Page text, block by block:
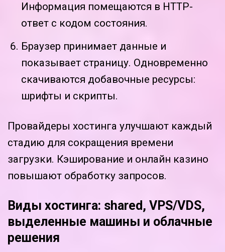
Информация помещаются в HTTP-
ответ с кодом состояния.
Браузер принимает данные и
показывает страницу. Одновременно
скачиваются добавочные ресурсы:
шрифты и скрипты.
Провайдеры хостинга улучшают каждый
стадию для сокращения времени
загрузки. Кэширование и онлайн казино
повышают обработку запросов.
Виды хостинга: shared, VPS/VDS,
выделенные машины и облачные
решения